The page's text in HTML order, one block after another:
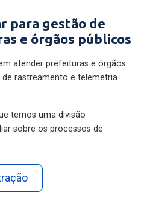
para gestão de
e órgãos públicos
atender prefeituras e órgãos
rastreamento e telemetria
temos uma divisão
sobre os processos de